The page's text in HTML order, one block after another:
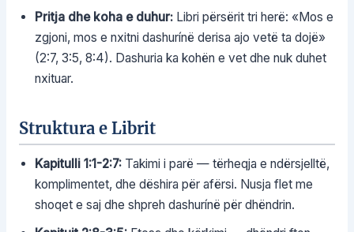
Pritja dhe koha e duhur:Libri përsërit tri herë: «Mos e
zgjoni, mos e nxitni dashurínë derisa ajo vetë ta dojë»
(2:7, 3:5, 8:4). Dashuria ka kohën e vet dhe nuk duhet
nxituar.
Struktura e Librit
Kapitulli 1:1-2:7:Takimi i parë — tërheqja e ndërsjelltë,
komplimentet, dhe dëshira për afërsi. Nusja flet me
shoqet e saj dhe shpreh dashurínë për dhëndrin.